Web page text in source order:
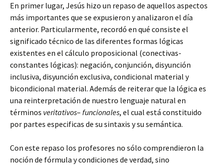
En primer lugar, Jesús hizo un repaso de aquellos aspectos
más importantes que se expusieron y analizaron el día
anterior. Particularmente, recordó en qué consiste el
significado técnico de las diferentes formas lógicas
existentes en el cálculo proposicional (conectivas-
constantes lógicas): negación, conjunción, disyunción
inclusiva, disyunción exclusiva, condicional material y
bicondicional material. Además de reiterar que la lógica es
una reinterpretación de nuestro lenguaje natural en
términos veritativos– funcionales, el cual está constituido
por partes especificas de su sintaxis y su semántica.
Con este repaso los profesores no sólo comprendieron la
noción de fórmula y condiciones de verdad, sino